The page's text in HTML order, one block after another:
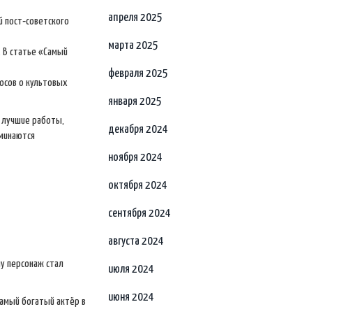
В статье «Самый
о культовых
лучшие работы,
персонаж стал
богатый актёр в
апреля 2025
марта 2025
февраля 2025
января 2025
декабря 2024
ноября 2024
октября 2024
сентября 2024
августа 2024
июля 2024
июня 2024